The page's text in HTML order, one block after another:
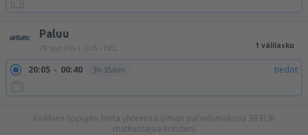
Paluu
29 syys (tiis.) DUS - HEL 1 välilasku
20:05 00:40 3h 35min tiedot
Kaikkien lippujen hinta yhteensä (ilman palvelumaksua 38 EUR
matkustajaa kohden)